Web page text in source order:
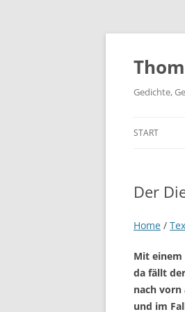
Gedichte,
START
Der
Home /
Mit einem
da fällt
nach vorn
und im